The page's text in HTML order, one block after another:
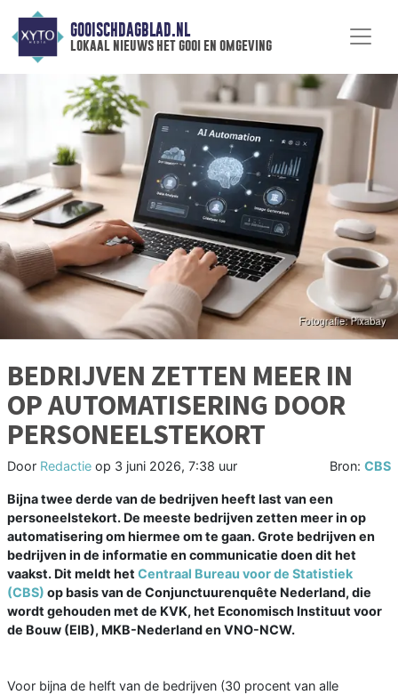
GOOISCHDAGBLAD.NL
lokaal nieuws het gooi en omgeving
BEDRIJVEN ZETTEN MEER IN
OP AUTOMATISERING DOOR
PERSONEELSTEKORT
Door Redactie op 3 juni 2026, 7:38 uur Bron: CBS
Bijna twee derde van de bedrijven heeft last van een
personeelstekort. De meeste bedrijven zetten meer in op
automatisering om hiermee om te gaan. Grote bedrijven en
bedrijven in de informatie en communicatie doen dit het
vaakst. Dit meldt het Centraal Bureau voor de Statistiek
(CBS) op basis van de Conjunctuurenquête Nederland, die
wordt gehouden met de KVK, het Economisch Instituut voor
de Bouw (EIB), MKB-Nederland en VNO-NCW.
Voor bijna de helft van de bedrijven (30 procent van alle